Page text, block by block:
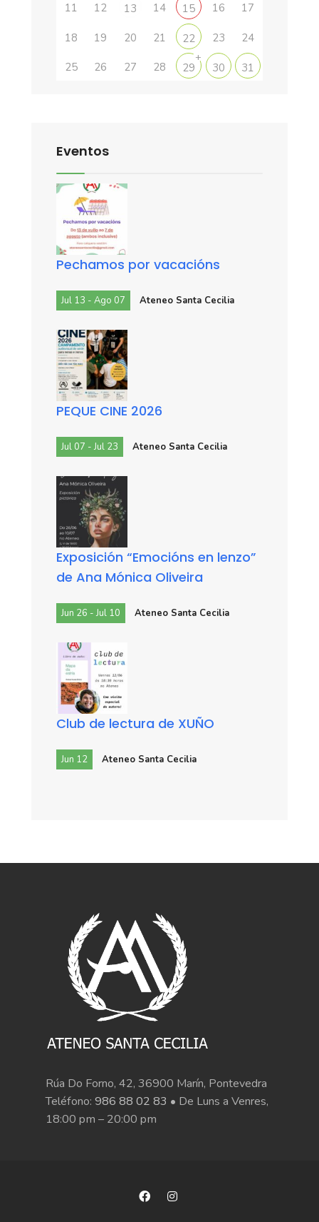
11 12 13 14 15 16 17
18 19 20 21 22 23 24
25 26 27 28 29
+
30 31
Eventos
Pechamos por vacacións
Jul 13 - Ago 07 Ateneo Santa Cecilia
PEQUE CINE 2026
Jul 07 - Jul 23 Ateneo Santa Cecilia
Exposición “Emocións en lenzo”
de Ana Mónica Oliveira
Jun 26 - Jul 10 Ateneo Santa Cecilia
Club de lectura de XUÑO
Jun 12 Ateneo Santa Cecilia
Rúa Do Forno, 42, 36900 Marín, Pontevedra
Teléfono: 986 88 02 83 • De Luns a Venres,
18:00 pm – 20:00 pm